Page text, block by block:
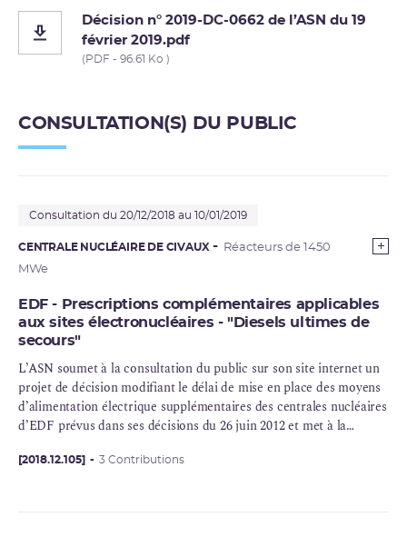
Décision n° 2019-DC-0662 de l’ASN du 19
février 2019.pdf
(PDF - 96.61 Ko )
CONSULTATION(S) DU PUBLIC
Consultation du 20/12/2018 au 10/01/2019
CENTRALE NUCLÉAIRE DE CIVAUX
Réacteurs de 1450
MWe
EDF - Prescriptions complémentaires applicables
aux sites électronucléaires - "Diesels ultimes de
secours"
L’ASN soumet à la consultation du public sur son site internet un
projet de décision modifiant le délai de mise en place des moyens
d’alimentation électrique supplémentaires des centrales nucléaires
d’EDF prévus dans ses décisions du 26 juin 2012 et met à la
[2018.12.105] 3 Contributions